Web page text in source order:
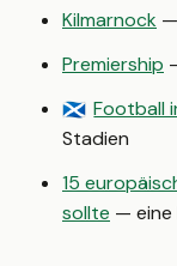
Kilmarnock
Premiership
🏴󠁧󠁢󠁳󠁣󠁴󠁿 Football
Stadien
15
sollte — eine